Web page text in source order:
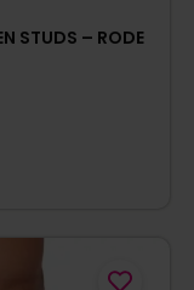
STUDS – RODE